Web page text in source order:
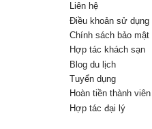
Liên hệ
Điều khoản sử dụng
Chính sách bảo mật
Hợp tác khách sạn
Blog du lịch
Tuyển dụng
Hoàn tiền thành viên
Hợp tác đại lý